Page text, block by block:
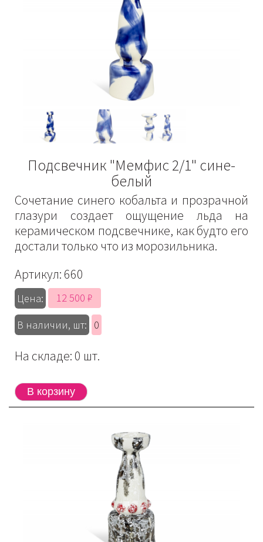
Подсвечник "Мемфис 2/1" сине-
белый
Сочетание синего кобальта и прозрачной
глазури создает ощущение льда на
керамическом подсвечнике, как будто его
достали только что из морозильника.
Артикул: 660
Цена:
12 500 ₽
В наличии, шт:
0
На складе: 0 шт.